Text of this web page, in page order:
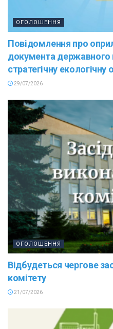
ОГОЛОШЕННЯ
Повідомлення про
документа державного
стратегічну екологічну
29/07/2026
ОГОЛОШЕННЯ
Відбудеться чергове
комітету
21/07/2026